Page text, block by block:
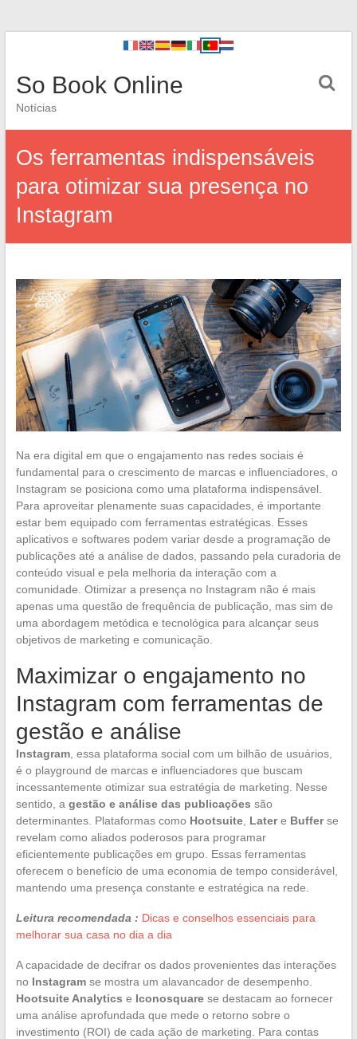
So Book Online
Notícias
Os ferramentas indispensáveis
para otimizar sua presença no
Instagram
Na era digital em que o engajamento nas redes sociais é
fundamental para o crescimento de marcas e influenciadores, o
Instagram se posiciona como uma plataforma indispensável.
Para aproveitar plenamente suas capacidades, é importante
estar bem equipado com ferramentas estratégicas. Esses
aplicativos e softwares podem variar desde a programação de
publicações até a análise de dados, passando pela curadoria de
conteúdo visual e pela melhoria da interação com a
comunidade. Otimizar a presença no Instagram não é mais
apenas uma questão de frequência de publicação, mas sim de
uma abordagem metódica e tecnológica para alcançar seus
objetivos de marketing e comunicação.
Maximizar o engajamento no
Instagram com ferramentas de
gestão e análise
Instagram, essa plataforma social com um bilhão de usuários,
é o playground de marcas e influenciadores que buscam
incessantemente otimizar sua estratégia de marketing. Nesse
sentido, a gestão e análise das publicações são
determinantes. Plataformas como Hootsuite, Latere Bufferse
revelam como aliados poderosos para programar
eficientemente publicações em grupo. Essas ferramentas
oferecem o benefício de uma economia de tempo considerável,
mantendo uma presença constante e estratégica na rede.
Leitura recomendada : Dicas e conselhos essenciais para
melhorar sua casa no dia a dia
A capacidade de decifrar os dados provenientes das interações
no Instagramse mostra um alavancador de desempenho.
Hootsuite Analytics e Iconosquarese destacam ao fornecer
uma análise aprofundada que mede o retorno sobre o
investimento (ROI) de cada ação de marketing. Para contas